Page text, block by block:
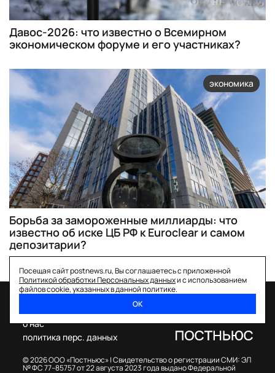
Давос-2026: что известно о Всемирном
экономическом форуме и его участниках?
экономика
Борьба за замороженные миллиарды: что
известно об иске ЦБ РФ к Euroclear и самом
депозитарии?
Посещая сайт postnews.ru, Вы соглашаетесь с приложенной
Политикой обработки Персональных данныхи с использованием
файлов cookie, указанных в данной политике.
ОК
© 2026 ООО «Постньюс» |Свидетельство о регистрации СМИ: ЭЛ
№ ФС 77–85757 от 22 августа 2023 года выдано Федеральной
о нас
политика перс. данных